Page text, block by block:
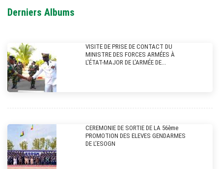
Derniers Albums
VISITE DE PRISE DE CONTACT DU
MINISTRE DES FORCES ARMÉES À
L'ÉTAT-MAJOR DE L'ARMÉE DE...
CEREMONIE DE SORTIE DE LA 56ème
PROMOTION DES ELEVES GENDARMES
DE L’ESOGN